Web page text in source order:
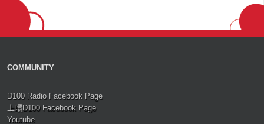
COMMUNITY
D100 Radio Facebook Page
上環D100 Facebook Page
Youtube